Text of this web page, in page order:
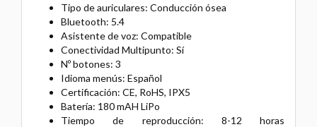
Tipo de auriculares: Conducción ósea
Bluetooth: 5.4
Asistente de voz: Compatible
Conectividad Multipunto: Sí
Nº botones: 3
Idioma menús: Español
Certificación: CE, RoHS, IPX5
Batería: 180 mAH LiPo
Tiempo de reproducción: 8-12 horas